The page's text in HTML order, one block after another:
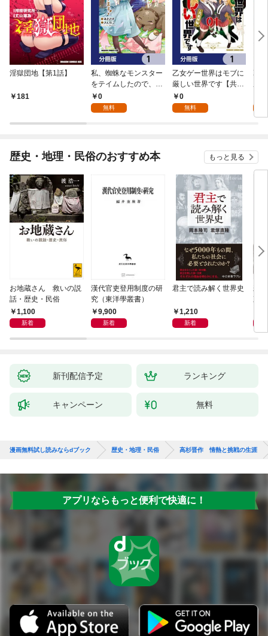
淫獄団地【第1話】
181
私、蜘蛛なモンスター
をテイムしたので、ス
パイダーシルクで裁縫
を頑張ります！【分冊
0
無料
乙女ゲー世界はモブに
厳しい世界です【共和
国編】【分冊版】 1
0
無料
乙
歴史・地理・民俗のおすすめ本 もっと見る
お地蔵さん 救いの説
話・歴史・民俗
1,100
新着
漢代官吏登用制度の研
究（東洋學叢書）
9,900
新着
君主で読み解く世界史
1,210
新着
親
直
新刊配信予定 ランキング
キャンペーン 無料
漫画無料試し読みならdブック 歴史・地理・民俗 高杉晋作 情熱と挑戦の生涯
アプリならもっと便利で快適に！